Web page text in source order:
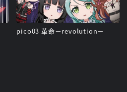
pico03 革命－revolution－